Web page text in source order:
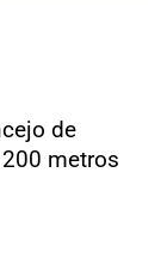
de
metros